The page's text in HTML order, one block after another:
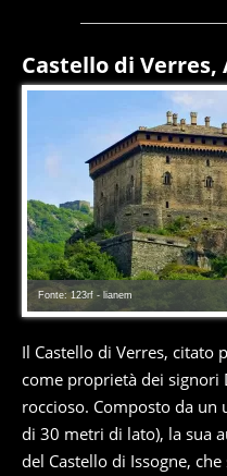
Castello di Verres,
Fonte: 123rf - lianem
Il Castello di Verres, citato
come proprietà dei signori
roccioso. Composto da un
di 30 metri di lato), la sua
del Castello di Issogne,